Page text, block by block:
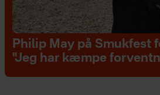
Philip May på Smukfest
"Jeg har kæmpe